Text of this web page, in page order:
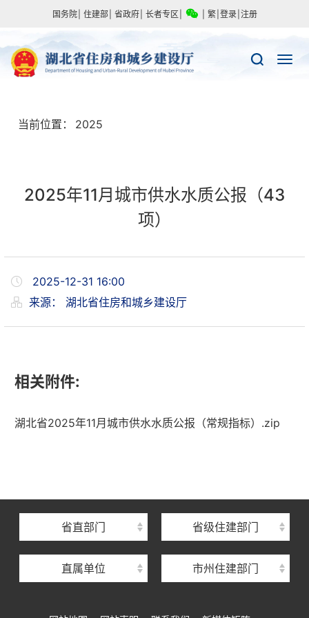
国务院 住建部 省政府 长者专区 繁 登录 注册
当前位置： 2025
2025年11月城市供水水质公报（43
项）
2025-12-31 16:00
来源： 湖北省住房和城乡建设厅
相关附件:
湖北省2025年11月城市供水水质公报（常规指标）.zip
省直部门 省级住建部门
直属单位
湖北省住房保障中心
湖北省建设工程质量安全监督总站
湖北省建设工程标准定额管理总站 市州住建部门